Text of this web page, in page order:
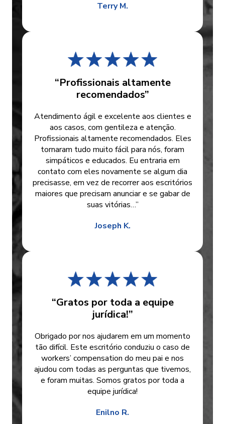
Terry M.
“Profissionais altamente
recomendados”
Atendimento ágil e excelente aos clientes e
aos casos, com gentileza e atenção.
Profissionais altamente recomendados. Eles
tornaram tudo muito fácil para nós, foram
simpáticos e educados. Eu entraria em
contato com eles novamente se algum dia
precisasse, em vez de recorrer aos escritórios
maiores que precisam anunciar e se gabar de
suas vitórias…”
Joseph K.
“Gratos por toda a equipe
jurídica!”
Obrigado por nos ajudarem em um momento
tão difícil. Este escritório conduziu o caso de
workers’ compensation do meu pai e nos
ajudou com todas as perguntas que tivemos,
e foram muitas. Somos gratos por toda a
equipe jurídica!
Enilno R.